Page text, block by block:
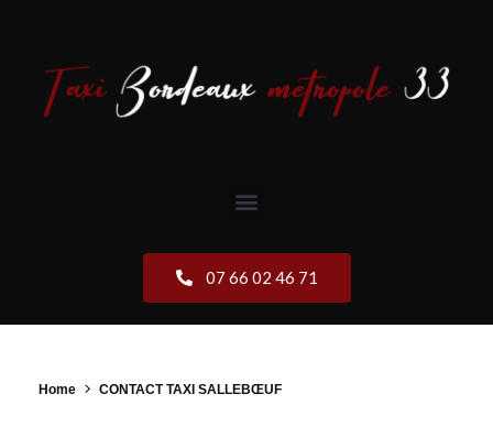
07 66 02 46 71
Home CONTACT TAXI SALLEBŒUF